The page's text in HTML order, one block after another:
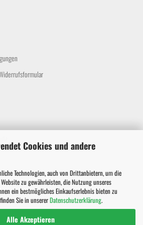
Cookies und andere
Technologien, auch von Drittanbietern, um die
zu gewährleisten, die Nutzung unseres
ein bestmögliches Einkaufserlebnis bieten zu
Sie in unsererDatenschutzerklärung.
Alle Akzeptieren